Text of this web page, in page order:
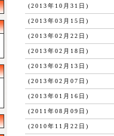
(2013年10月31日)
(2013年03月15日)
(2013年02月22日)
(2013年02月18日)
(2013年02月13日)
(2013年02月07日)
(2013年01月16日)
(2011年08月09日)
(2010年11月22日)